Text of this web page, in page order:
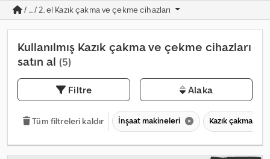
/ ... / 2. el Kazık çakma ve çekme cihazları
Kullanılmış Kazık çakma ve çekme cihazları
satın al (5)
Filtre Alaka
Tüm filtreleri kaldır İnşaat makineleri Kazık çakma ve